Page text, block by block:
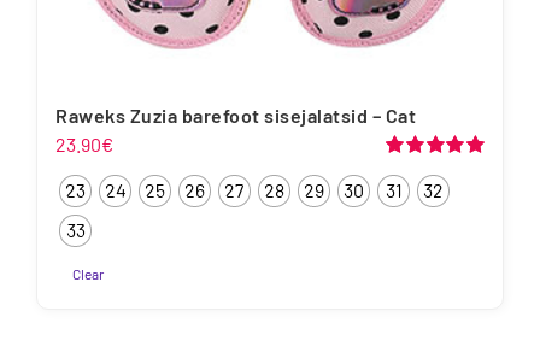
Raweks Zuzia barefoot sisejalatsid – Cat
Hinnanguga
5.00 / 5
23.90€
23 24 25 26 27 28 29 30 31
32
33
Clear